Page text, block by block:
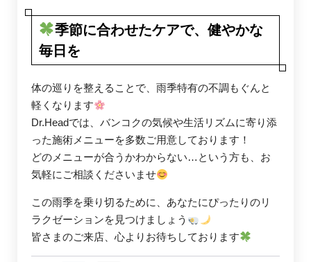
季節に合わせたケアで、健やかな
毎日を
体の巡りを整えることで、雨季特有の不調もぐんと
軽くなります
Dr.Headでは、バンコクの気候や生活リズムに寄り添
った施術メニューを多数ご用意しております！
どのメニューが合うかわからない…という方も、お
気軽にご相談くださいませ
この雨季を乗り切るために、あなたにぴったりのリ
ラクゼーションを見つけましょう
皆さまのご来店、心よりお待ちしております